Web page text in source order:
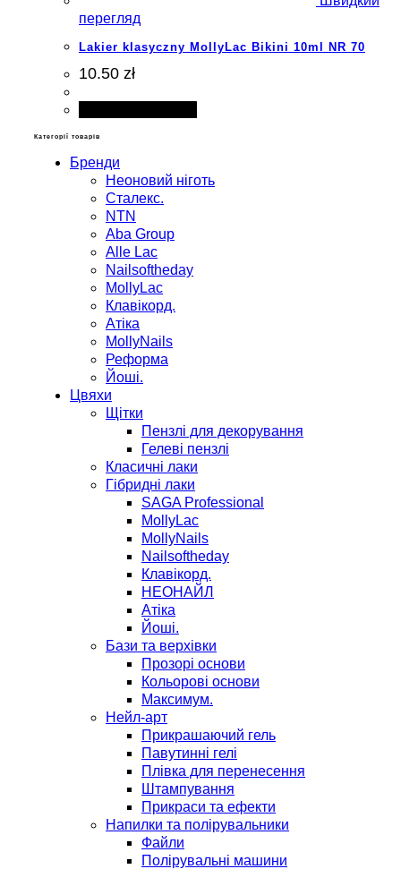
перегляд
Lakier klasyczny MollyLac Bikini 10ml NR 70
10.50 zł
Категорії товарів
Бренди
Неоновий ніготь
Сталекс.
NTN
Aba Group
Alle Lac
Nailsoftheday
MollyLac
Клавікорд.
Атіка
MollyNails
Реформа
Йоші.
Цвяхи
Щітки
Пензлі для декорування
Гелеві пензлі
Класичні лаки
Гібридні лаки
SAGA Professional
MollyLac
MollyNails
Nailsoftheday
Клавікорд.
НЕОНАЙЛ
Атіка
Йоші.
Бази та верхівки
Прозорі основи
Кольорові основи
Максимум.
Нейл-арт
Прикрашаючий гель
Павутинні гелі
Плівка для перенесення
Штампування
Прикраси та ефекти
Напилки та полірувальники
Файли
Полірувальні машини